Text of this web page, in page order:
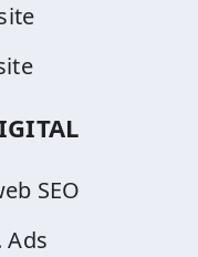
SEO
Ads